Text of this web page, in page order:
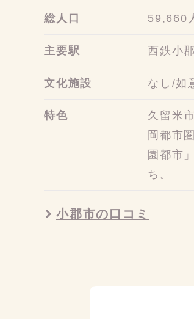
総人口 59,660
主要駅 西鉄小
文化施設 なし/如
特色
久留米
岡都市
園都市
ち。
小郡市の口コミ